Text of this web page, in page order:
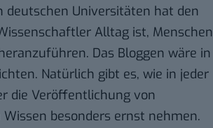
deutschen Universitäten hat den
Alltag ist, Menschen
Das Bloggen wäre in
Natürlich gibt es, wie in jeder
die Veröffentlichung von
besonders ernst nehmen.